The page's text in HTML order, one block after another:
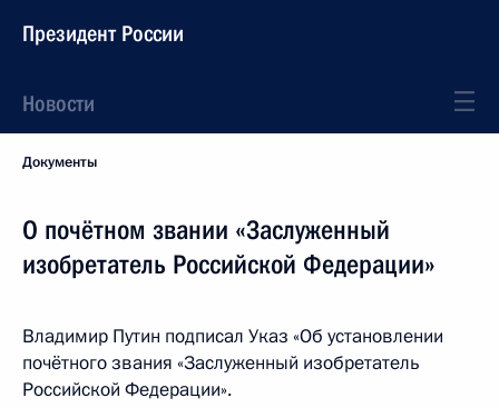
Президент России
Новости
Документы
О почётном звании «Заслуженный
изобретатель Российской Федерации»
Владимир Путин подписал Указ «Об установлении
почётного звания «Заслуженный изобретатель
Российской Федерации».